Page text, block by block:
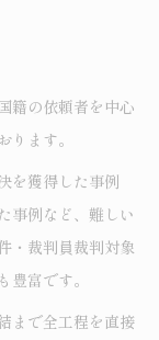
籍の依頼者を中心
ます。
を獲得した事例
事例など、難しい
・裁判員裁判対象
富です。
まで全工程を直接